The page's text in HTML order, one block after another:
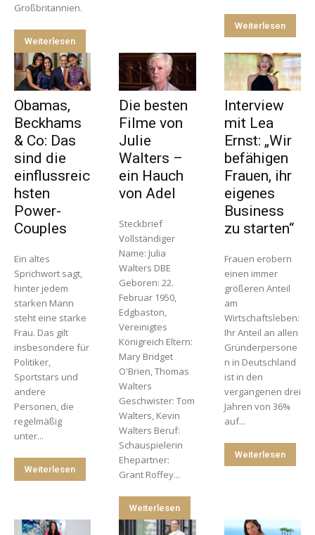
Großbritannien.
Weiterlesen
Weiterlesen
Obamas,
Beckhams
& Co: Das
sind die
einflussreic
hsten
Power-
Couples
Ein altes
Sprichwort sagt,
hinter jedem
starken Mann
steht eine starke
Frau. Das gilt
insbesondere für
Politiker,
Sportstars und
andere
Personen, die
regelmäßig
unter...
Weiterlesen
Die besten
Filme von
Julie
Walters –
ein Hauch
von Adel
Steckbrief
Vollständiger
Name: Julia
Walters DBE
Geboren: 22.
Februar 1950,
Edgbaston,
Vereinigtes
Königreich Eltern:
Mary Bridget
O'Brien, Thomas
Walters
Geschwister: Tom
Walters, Kevin
Walters Beruf:
Schauspielerin
Ehepartner:
Grant Roffey...
Weiterlesen
Interview
mit Lea
Ernst: „Wir
befähigen
Frauen, ihr
eigenes
Business
zu starten“
Frauen erobern
einen immer
größeren Anteil
am
Wirtschaftsleben:
Ihr Anteil an allen
Gründerpersone
n in Deutschland
ist in den
vergangenen drei
Jahren von 36%
auf...
Weiterlesen